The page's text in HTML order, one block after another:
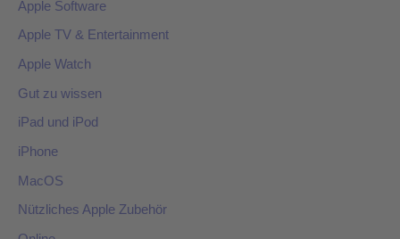
Apple Software
Apple TV & Entertainment
Apple Watch
Gut zu wissen
iPad und iPod
iPhone
MacOS
Nützliches Apple Zubehör